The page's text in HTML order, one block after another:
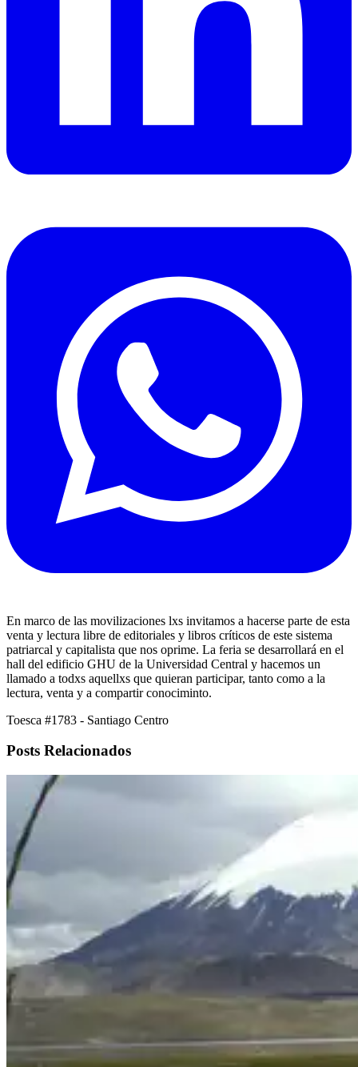
En marco de las movilizaciones lxs invitamos a hacerse parte de esta
venta y lectura libre de editoriales y libros críticos de este sistema
patriarcal y capitalista que nos oprime. La feria se desarrollará en el
hall del edificio GHU de la Universidad Central y hacemos un
llamado a todxs aquellxs que quieran participar, tanto como a la
lectura, venta y a compartir conociminto.
Toesca #1783 - Santiago Centro
Posts Relacionados